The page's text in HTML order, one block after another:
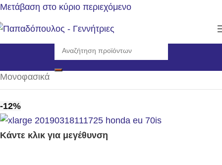
Μετάβαση στο κύριο περιεχόμενο
Αρχική σελίδα/Γεννήτριες/Η/Ζ βενζίνης 3000rpm
Μονοφασικά
-12%
Κάντε κλικ για μεγέθυνση